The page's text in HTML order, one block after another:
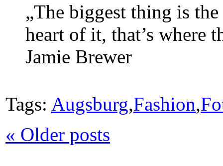
„The biggest thing is
heart of it, that’s where
Jamie Brewer
Tags: Augsburg,Fashion,
« Older posts